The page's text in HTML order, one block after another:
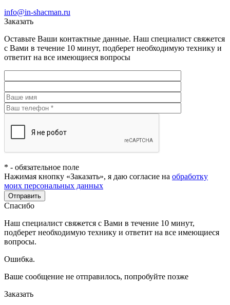
info@in-shacman.ru
Заказать
Оставьте Ваши контактные данные. Наш специалист свяжется
с Вами в течение 10 минут, подберет необходимую технику и
ответит на все имеющиеся вопросы
* - обязательное поле
Нажимая кнопку «Заказать», я даю согласие на обработку
моих персональных данных
Отправить
Спасибо
Наш специалист свяжется с Вами в течение 10 минут,
подберет необходимую технику и ответит на все имеющиеся
вопросы.
Ошибка.
Ваше сообщение не отправилось, попробуйте позже
Заказать